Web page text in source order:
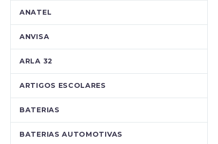
ANATEL
ANVISA
ARLA 32
ARTIGOS ESCOLARES
BATERIAS
BATERIAS AUTOMOTIVAS